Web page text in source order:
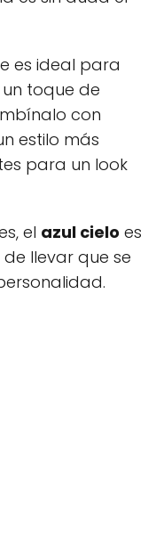
es ideal para
toque de
con
estilo más
para un look
el azul cielo es
llevar que se